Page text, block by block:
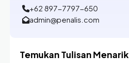
+62 897-7797-650
admin@penalis.com
Temukan Tulisan Menarik